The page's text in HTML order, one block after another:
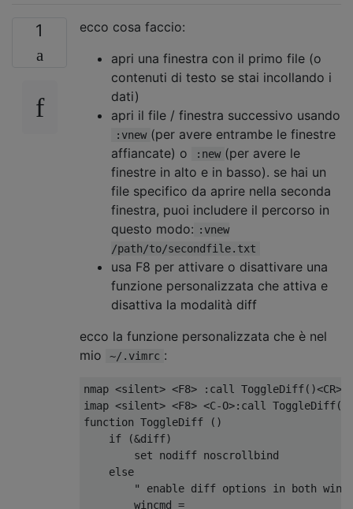
1
ecco cosa faccio:
apri una finestra con il primo file (o
contenuti di testo se stai incollando i
dati)
apri il file / finestra successivo usando
:vnew (per avere entrambe le finestre
affiancate) o
:new (per avere le
finestre in alto e in basso). se hai un
file specifico da aprire nella seconda
finestra, puoi includere il percorso in
questo modo: :vnew
/path/to/secondfile.txt
usa F8 per attivare o disattivare una
funzione personalizzata che attiva e
disattiva la modalità diff
ecco la funzione personalizzata che è nel
mio
~/.vimrc :
nmap <silent> <F8> :call ToggleDiff()<CR>
imap <silent> <F8> <C-O>:call
function ToggleDiff ()
    if (&diff)
        set nodiff noscrollbind
    else
" enable diff options in both
        wincmd =